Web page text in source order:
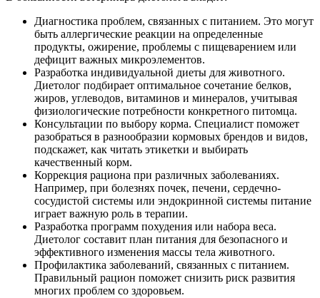
Диагностика проблем, связанных с питанием. Это могут
быть аллергические реакции на определенные
продукты, ожирение, проблемы с пищеварением или
дефицит важных микроэлементов.
Разработка индивидуальной диеты для животного.
Диетолог подбирает оптимальное сочетание белков,
жиров, углеводов, витаминов и минералов, учитывая
физиологические потребности конкретного питомца.
Консультации по выбору корма. Специалист поможет
разобраться в разнообразии кормовых брендов и видов,
подскажет, как читать этикетки и выбирать
качественный корм.
Коррекция рациона при различных заболеваниях.
Например, при болезнях почек, печени, сердечно-
сосудистой системы или эндокринной системы питание
играет важную роль в терапии.
Разработка программ похудения или набора веса.
Диетолог составит план питания для безопасного и
эффективного изменения массы тела животного.
Профилактика заболеваний, связанных с питанием.
Правильный рацион поможет снизить риск развития
многих проблем со здоровьем.